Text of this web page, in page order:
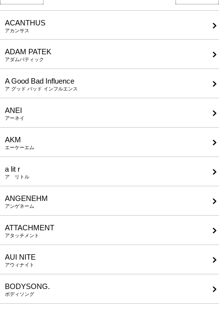
ACANTHUS
アカンサス
ADAM PATEK
アダムパティック
A Good Bad Influence
ア グッド バッド インフルエンス
ANEI
アーネイ
AKM
エーケーエム
a lit r
ア リトル
ANGENEHM
アンゲネーム
ATTACHMENT
アタッチメント
AUI NITE
アウィナイト
BODYSONG.
ボディソング